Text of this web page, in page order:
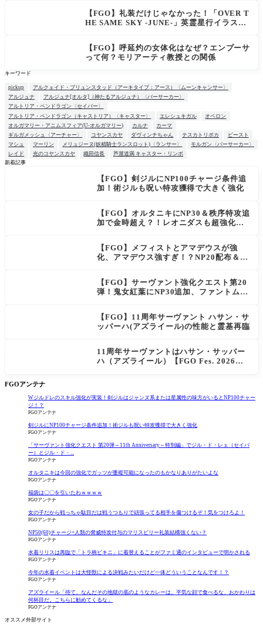
【FGO】礼装だけじゃなかった！「OVER T
HE SAME SKY -JUNE-」英霊星行イラスト
【FGO】呼延灼の女体化はなぜ？エンプーサ
って何？モリアーティ教授との関係
キーワード
pickup
アルクェイド・ブリュンスタッド（アーキタイプ：アース）〈ムーンキャンサー〉
アルジュナ
アルジュナ[オルタ]（神たるアルジュナ）〈バーサーカー〉
アルトリア・ペンドラゴン〈セイバー〉
アルトリア・ペンドラゴン（キャストリア）〈キャスター〉
エレシュキガル
オベロン
オルガマリー・アニムスフィア(U-オルガマリー)
カルナ
カーマ
ギルガメッシュ〈アーチャー〉
コヤンスカヤ ダヴィンチちゃん テスカトリポカ
ビースト
マシュ
マーリン メリュジーヌ(妖精騎士ランスロット)〈ランサー〉
モルガン〈バーサーカー〉
レイド
光のコヤンスカヤ 織田信長
芦屋道満 キャスター・リンボ
新着記事
【FGO】剣ジルにNP100チャージ条件追
加！術ジルも呪い特攻獲得で大きく強化
【FGO】オルタニキにNP30＆秩序特攻追
加で金時超え？！レオニダスも超強化で
【FGO】メフィストとアマデウスが強
化、アマデウス強すぎ！？NP20配布＆Ar
【FGO】サーヴァント強化クエスト第20
弾！鬼女紅葉にNP30追加、ファントムも
【FGO】11周年サーヴァント ハサン・サ
ッバーハ(アズライール)の性能と霊基再臨
11周年サーヴァントはハサン・サッバー
ハ（アズライール）【FGO Fes. 2026】
FGOアンテナ
Wジルドレのスキル強化が実装！剣ジルはジャンヌ系または星属性の味方がいるとNP100チャー
ジ！？
FGOアンテナ
剣ジルにNP100チャージ条件追加！術ジルも呪い特攻獲得で大きく強化
FGOアンテナ
「サーヴァント強化クエスト 第20弾～11th Anniversary～特別編」でジル・ド・レェ（セイバ
ー）とジル・ド・...
FGOアンテナ
オルタニキは今回の強化でガッツが重複可能になったのもかなりありがたいよな
FGOアンテナ
福袋は〇〇を引いたわｗｗｗｗ
FGOアンテナ
女の子だから戦っちゃ駄目だは戦うつもりで頑張ってる相手を傷つけるぞ！気をつけろよ！
FGOアンテナ
NP50(60)チャージ+人類の脅威特攻付与のマリスビリー礼装結構強くない？
FGOアンテナ
水着リリスは再臨で「トラ柄ビキニ」に着替えることがファミ通のインタビューで明かされる
FGOアンテナ
今年の水着イベントは大怪獣による決戦みたいだけど一体どういうことなんです！？
FGOアンテナ
アズライール「待て、なんだその地獄の底のようなカレーは。平気な顔で食べるな、おかわりは
何杯目だ。こちらに勧めてくるな」
FGOアンテナ
オススメ外部サイト